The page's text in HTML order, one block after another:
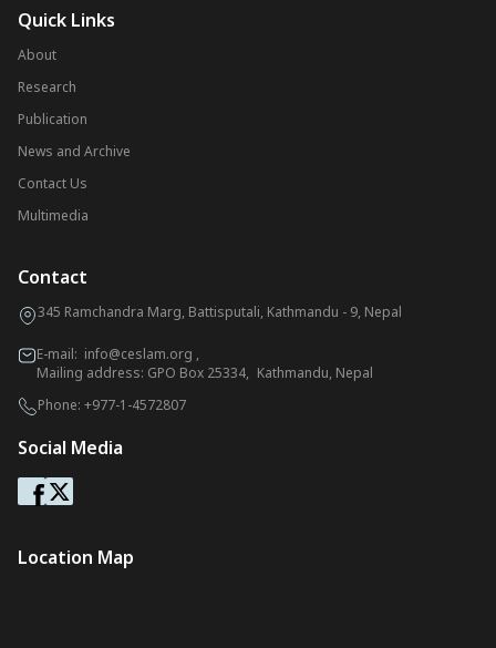
Quick Links
About
Research
Publication
News and Archive
Contact Us
Multimedia
Contact
345 Ramchandra Marg, Battisputali, Kathmandu - 9, Nepal
E-mail: info@ceslam.org ,
Mailing address: GPO Box 25334, Kathmandu, Nepal
Phone: +977-1-4572807
Social Media
Location Map